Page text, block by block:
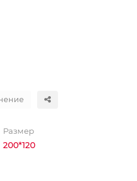
Размер
200*120